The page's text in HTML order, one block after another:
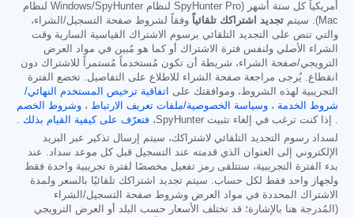
أمريكياً كل ستة أشهر (SpyHunter Pro لنظام Windows/SpyHunter لنظام
Mac). سيتم
تجديد اشتراكك تلقائياً وفقاً لشروط صفحة التسجيل/الشراء،
والتي تنص على التجديد التلقائي برسوم الاشتراك القياسية السارية وقت
الشراء الأصلي ولنفس فترة الاشتراك أو كما هو مُبين في مواد العرض
الترويجي/صفحة الشراء، شريطة أن تكون مُستخدماً مُستمراً للاشتراك دون
انقطاع. يُرجى مراجعة صفحة الشراء للاطلاع على التفاصيل. تخضع الفترة
التجريبية لهذه الشروط، وموافقتك على
اتفاقية ترخيص المستخدم النهائي/
شروط الخدمة ، وسياسة الخصوصية/ملفات تعريف الارتباط ، وشروط الخصم
. إذا كنت ترغب في إلغاء تثبيت SpyHunter،
فتعرّف على كيفية القيام بذلك .
لسداد رسوم التجديد التلقائي لاشتراكك، سيتم إرسال تذكير عبر البريد
الإلكتروني إلى العنوان الذي قدمته عند التسجيل قبل كل موعد سداد. عند
بدء الفترة التجريبية، ستتلقى رمز تفعيل مخصصًا لفترة تجريبية واحدة فقط
ولجهاز واحد فقط لكل حساب. سيتم تجديد اشتراكك تلقائيًا بالسعر ولمدة
الاشتراك المحددة في مواد العرض وشروط صفحة التسجيل/الشراء
(المُدرجة هنا بالإشارة؛ قد تختلف الأسعار حسب البلد أو العرض الترويجي